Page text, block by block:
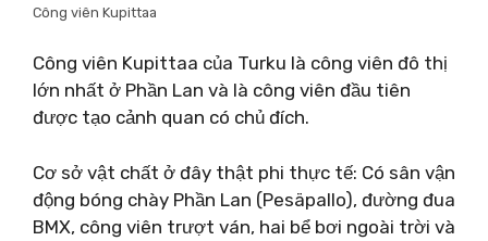
Công viên Kupittaa
Công viên Kupittaa của Turku là công viên đô thị
lớn nhất ở Phần Lan và là công viên đầu tiên
được tạo cảnh quan có chủ đích.
Cơ sở vật chất ở đây thật phi thực tế: Có sân vận
động bóng chày Phần Lan (Pesäpallo), đường đua
BMX, công viên trượt ván, hai bể bơi ngoài trời và